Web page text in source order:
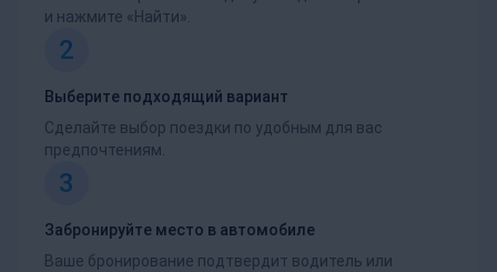
и нажмите «Найти».
2
Выберите подходящий вариант
Сделайте выбор поездки по удобным для вас
предпочтениям.
3
Забронируйте место в автомобиле
Ваше бронирование подтвердит водитель или